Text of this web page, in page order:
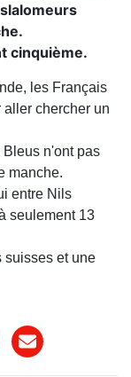
cinquième.
les Français
chercher un
n'ont pas
manche.
entre Nils
seulement 13
suisses et une